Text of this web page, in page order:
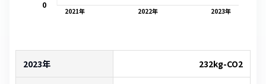
2021年 2022年 2023年
0
2023年 232kg-CO2